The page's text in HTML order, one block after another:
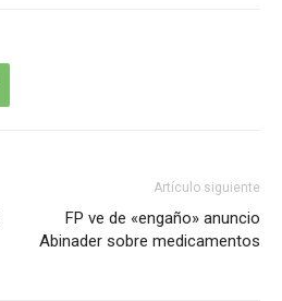
Artículo siguiente
FP ve de «engaño» anuncio
Abinader sobre medicamentos